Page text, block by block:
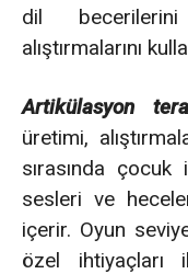
dil
alıştırmalarını
Artikülasyon
üretimi,
sırasında
sesleri ve
içerir. Oyun
özel ihtiyaçları